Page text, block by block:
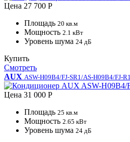
Цена 27 700 Р
Площадь 20 кв.м
Мощность 2.1 кВт
Уровень шума 24 дБ
Купить
Смотреть
AUX ASW-H09B4/FJ-SR1/AS-H09B4/FJ-R1
Цена 31 000 Р
Площадь 25 кв.м
Мощность 2.65 кВт
Уровень шума 24 дБ